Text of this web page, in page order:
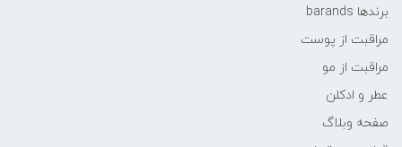
برندها barands
مراقبت از پوست
مراقبت از مو
عطر و ادکلن
صفحه وبلاگ